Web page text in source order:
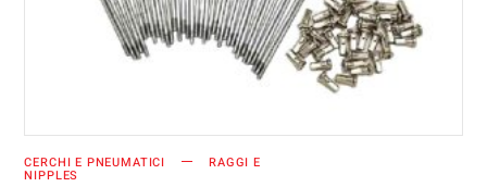
CERCHI E PNEUMATICI RAGGI E
NIPPLES